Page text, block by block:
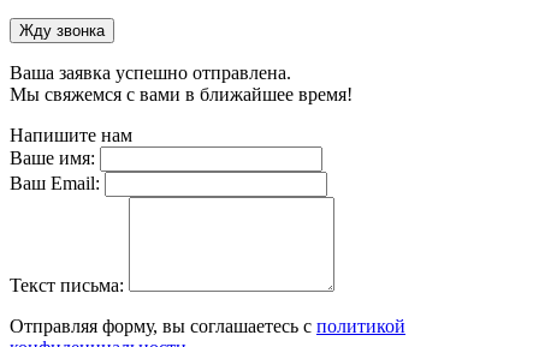
Жду звонка
Ваша заявка успешно отправлена.
Мы свяжемся с вами в ближайшее время!
Напишите нам
Ваше имя:
Ваш Email:
Текст письма:
Отправляя форму, вы соглашаетесь с политикой